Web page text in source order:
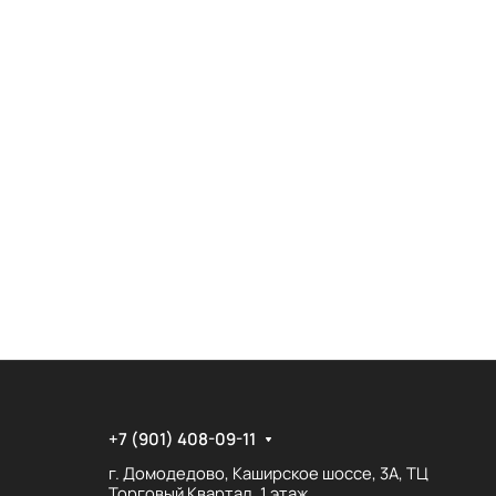
+7 (901) 408-09-11
г. Домодедово, Каширское шоссе, 3А, ТЦ